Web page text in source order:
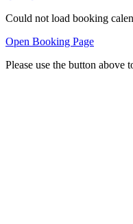
Could not load booking
Open Booking Page
Please use the button above